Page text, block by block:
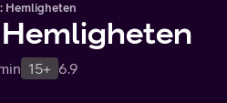
Hemligheten
15+ 6.9